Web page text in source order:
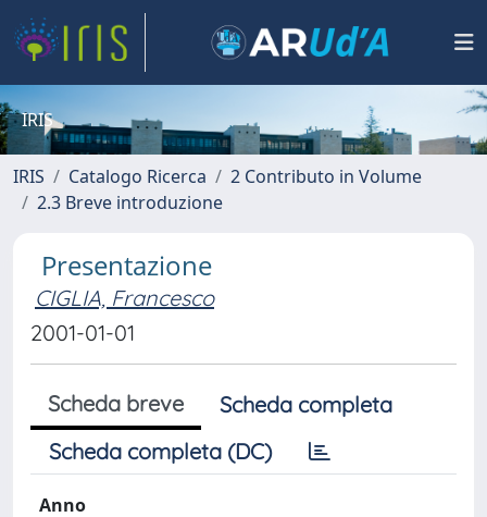
IRIS
IRIS Catalogo Ricerca
2 Contributo in Volume
2.3 Breve introduzione
Presentazione
CIGLIA, Francesco
2001-01-01
Scheda breve
Scheda completa
Scheda completa (DC)
Anno